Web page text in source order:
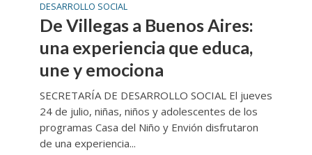
DESARROLLO SOCIAL
De Villegas a Buenos Aires:
una experiencia que educa,
une y emociona
SECRETARÍA DE DESARROLLO SOCIAL El jueves
24 de julio, niñas, niños y adolescentes de los
programas Casa del Niño y Envión disfrutaron
de una experiencia...